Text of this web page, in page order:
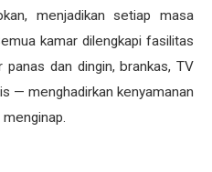
menjadikan setiap masa
kamar dilengkapi fasilitas
dan dingin, brankas, TV
— menghadirkan kenyamanan